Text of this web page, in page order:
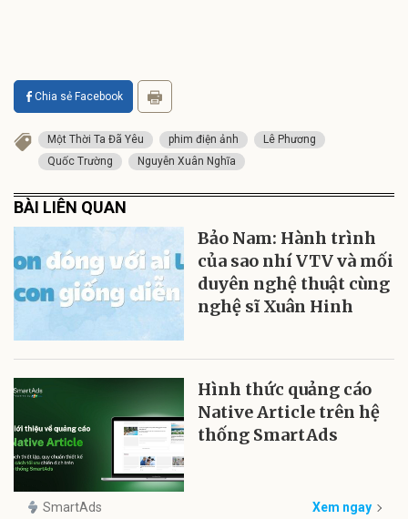
Chia sẻ Facebook
Một Thời Ta Đã Yêu phim điện ảnh
Lê Phương
Quốc Trường
Nguyễn Xuân Nghĩa
BÀI LIÊN QUAN
Bảo Nam: Hành trình
của sao nhí VTV và mối
duyên nghệ thuật cùng
nghệ sĩ Xuân Hinh
Hình thức quảng cáo
Native Article trên hệ
thống SmartAds
SmartAds Xem ngay